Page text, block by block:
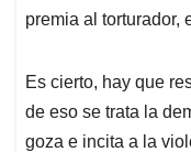
premia al torturador,
Es cierto, hay que
de eso se trata la
goza e incita a la